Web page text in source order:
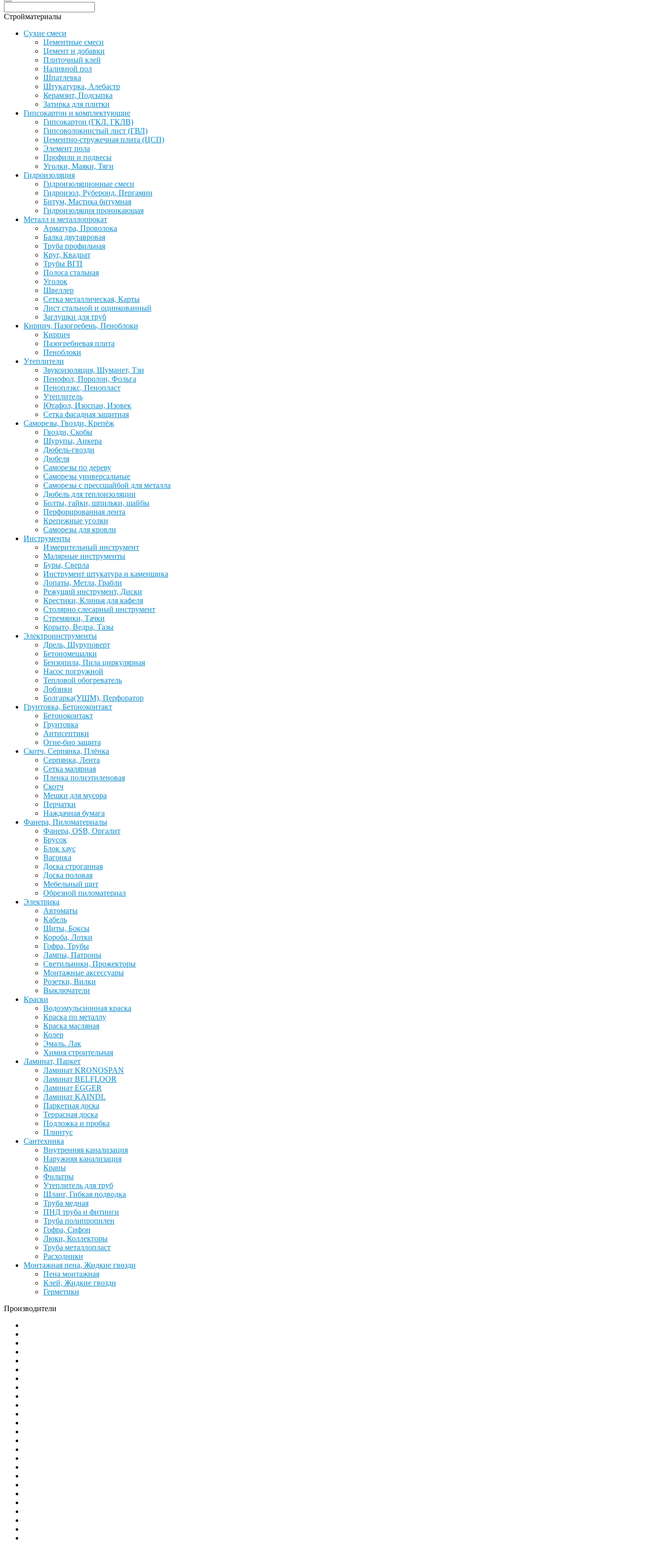
Стройматериалы
Сухие смеси
Цементные смеси
Цемент и добавки
Плиточный клей
Наливной пол
Шпатлевка
Штукатурка, Алебастр
Керамзит, Подсыпка
Затирка для плитки
Гипсокартон и комплектующие
Гипсокартон (ГКЛ. ГКЛВ)
Гипсоволокнистый лист (ГВЛ)
Цементно-стружечная плита (ЦСП)
Элемент пола
Профили и подвесы
Уголки, Маяки, Тяги
Гидроизоляция
Гидроизоляционные смеси
Гидроизол, Рубероид, Пергамин
Битум, Мастика битумная
Гидроизоляция проникающая
Металл и металлопрокат
Арматура, Проволока
Балка двутавровая
Труба профильная
Круг, Квадрат
Трубы ВГП
Полоса стальная
Уголок
Швеллер
Сетка металлическая, Карты
Лист стальной и оцинкованный
Заглушки для труб
Кирпич, Пазогребень, Пеноблоки
Кирпич
Пазогребневая плита
Пеноблоки
Утеплители
Звукоизоляция, Шуманет, Тзи
Пенофол, Поролон, Фольга
Пеноплэкс, Пенопласт
Утеплитель
Ютафол, Изоспан, Изовек
Сетка фасадная защитная
Саморезы, Гвозди, Крепёж
Гвозди, Скобы
Шурупы, Анкера
Дюбель-гвозди
Дюбеля
Саморезы по дереву
Саморезы универсальные
Саморезы с прессшайбой для металла
Дюбель для теплоизоляции
Болты, гайки, шпильки, шайбы
Перфорированная лента
Крепежные уголки
Саморезы для кровли
Инструменты
Измерительный инструмент
Малярные инструменты
Буры, Сверла
Инструмент штукатура и каменщика
Лопаты, Метла, Грабли
Режущий инструмент, Диски
Крестики, Клинья для кафеля
Столярно слесарный инструмент
Стремянки, Тачки
Корыто, Ведра, Тазы
Электроинструменты
Дрель, Шуруповерт
Бетономешалки
Бензопила, Пила циркулярная
Насос погружной
Тепловой обогреватель
Лобзики
Болгарка(УШМ), Перфоратор
Грунтовка, Бетоноконтакт
Бетоноконтакт
Грунтовка
Антисептики
Огне-био защита
Скотч, Серпянка, Плёнка
Серпянка, Лента
Сетка малярная
Пленка полиэтиленовая
Скотч
Мешки для мусора
Перчатки
Наждачная бумага
Фанера, Пиломатериалы
Фанера, OSB, Оргалит
Брусок
Блок хаус
Вагонка
Доска строганная
Доска половая
Мебельный щит
Обрезной пиломатериал
Электрика
Автоматы
Кабель
Щиты, Боксы
Короба, Лотки
Гофра, Трубы
Лампы, Патроны
Светильники, Прожекторы
Монтажные аксессуары
Розетки, Вилки
Выключатели
Краски
Водоэмульсионная краска
Краска по металлу
Краска масляная
Колер
Эмаль. Лак
Химия строительная
Ламинат, Паркет
Ламинат KRONOSPAN
Ламинат BELFLOOR
Ламинат EGGER
Ламинат KAINDL
Паркетная доска
Террасная доска
Подложка и пробка
Плинтус
Сантехника
Внутренняя канализация
Наружняя канализация
Краны
Фильтры
Утеплитель для труб
Шланг, Гибкая подводка
Труба медная
ПНД труба и фитинги
Труба полипропилен
Гофра, Сифон
Люки, Коллекторы
Труба металлопласт
Расходники
Монтажная пена, Жидкие гвозди
Пена монтажная
Клей, Жидкие гвозди
Герметики
Производители